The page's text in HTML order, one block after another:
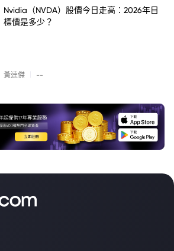
Nvidia（NVDA）股價今日走高：2026年目
標價是多少？
黃達傑 --